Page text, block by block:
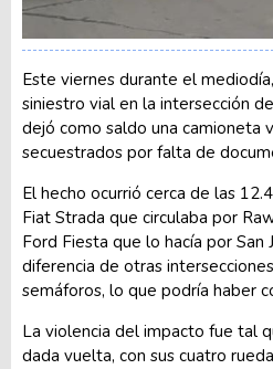
Este viernes durante el
siniestro vial en la intersección
dejó como saldo una camioneta
secuestrados por falta de
El hecho ocurrió cerca de las
Fiat Strada que circulaba por
Ford Fiesta que lo hacía por San
diferencia de otras
semáforos, lo que podría haber
La violencia del impacto fue tal
dada vuelta, con sus cuatro